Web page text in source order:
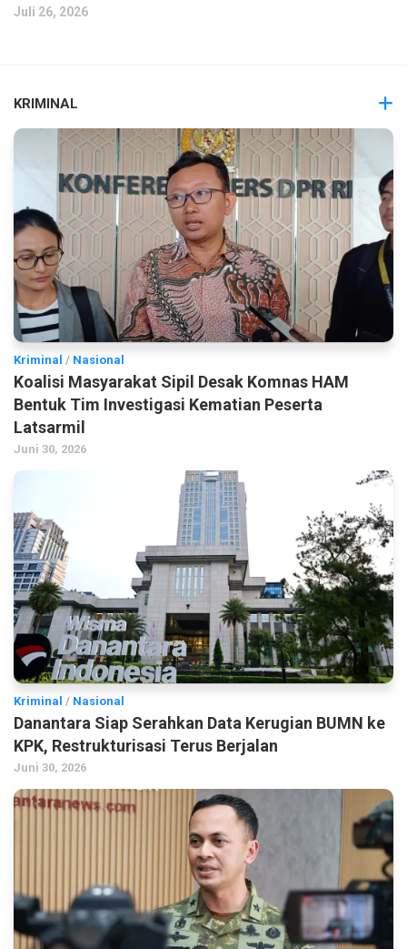
Juli 26, 2026
KRIMINAL
Kriminal / Nasional
Koalisi Masyarakat Sipil Desak Komnas HAM
Bentuk Tim Investigasi Kematian Peserta
Latsarmil
Juni 30, 2026
Kriminal / Nasional
Danantara Siap Serahkan Data Kerugian BUMN ke
KPK, Restrukturisasi Terus Berjalan
Juni 30, 2026